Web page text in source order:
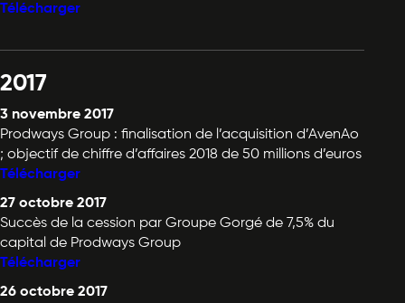
Télécharger
2017
3 novembre 2017
Prodways Group : finalisation de l’acquisition d’AvenAo
; objectif de chiffre d’affaires 2018 de 50 millions d’euros
Télécharger
27 octobre 2017
Succès de la cession par Groupe Gorgé de 7,5% du
capital de Prodways Group
Télécharger
26 octobre 2017